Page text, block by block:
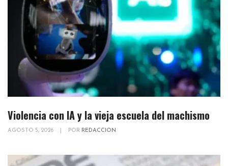
Violencia con IA y la vieja escuela del machismo
AGOSTO 5, 2026 POR REDACCION